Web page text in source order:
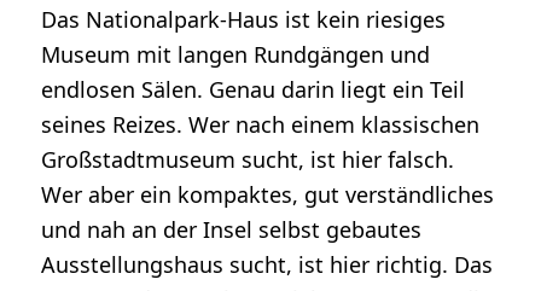
Das Nationalpark-Haus ist kein riesiges
Museum mit langen Rundgängen und
endlosen Sälen. Genau darin liegt ein Teil
seines Reizes. Wer nach einem klassischen
Großstadtmuseum sucht, ist hier falsch.
Wer aber ein kompaktes, gut verständliches
und nah an der Insel selbst gebautes
Ausstellungshaus sucht, ist hier richtig. Das